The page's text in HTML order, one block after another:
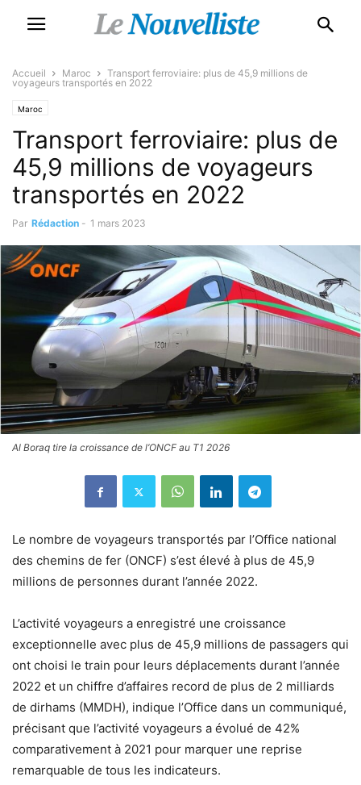
Accueil Maroc
Transport ferroviaire: plus de 45,9 millions de
voyageurs transportés en 2022
Maroc
Transport ferroviaire: plus de
45,9 millions de voyageurs
transportés en 2022
Par Rédaction - 1 mars 2023
Al Boraq tire la croissance de l’ONCF au T1 2026
Le nombre de voyageurs transportés par l’Office national
des chemins de fer (ONCF) s’est élevé à plus de 45,9
millions de personnes durant l’année 2022.
L’activité voyageurs a enregistré une croissance
exceptionnelle avec plus de 45,9 millions de passagers qui
ont choisi le train pour leurs déplacements durant l’année
2022 et un chiffre d’affaires record de plus de 2 milliards
de dirhams (MMDH), indique l’Office dans un communiqué,
précisant que l’activité voyageurs a évolué de 42%
comparativement à 2021 pour marquer une reprise
remarquable de tous les indicateurs.